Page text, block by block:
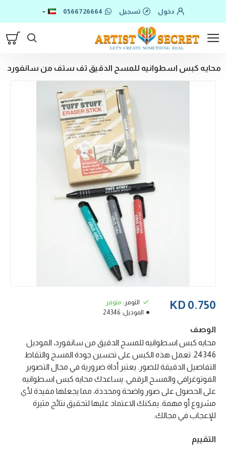
دخول تسجيل 0566726664
محايه كبس اسطوانيه للمسح الدقيق تف ستف من سانفورد
0.750 KD التوفر: متوفر
الموديل: 24346
الوصف
محايه كبس اسطوانيه للمسح الدقيق من سانفورد، الموديل
24346. تعمل هذه الكبس على تحسين جودة المسح والتقاط
التفاصيل الدقيقة للصور. يعتبر أداة ضرورية في مجال التصوير
الفوتوغرافي والمسح الرقمي. يساعدك محايه كبس اسطوانيه
على الحصول على صور واضحة ومحددة، مما يجعلها مفيدة لأي
مشروع أو مهمة. يمكنك الاعتماد عليها لتحقيق نتائج مثيرة
للإعجاب في مجالك.
التقييم